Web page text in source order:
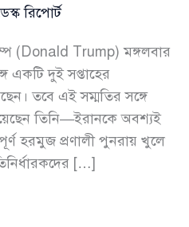
রিপোর্ট
(Donald Trump) মঙ্গলবার
একটি দুই সপ্তাহের
তবে এই সম্মতির সঙ্গে
তিনি—ইরানকে অবশ্যই
হরমুজ প্রণালী পুনরায় খুলে
[…]